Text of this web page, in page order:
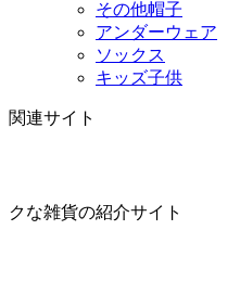
その他帽子
アンダーウェア
ソックス
キッズ子供
関連サイト
クな雑貨の紹介サイト